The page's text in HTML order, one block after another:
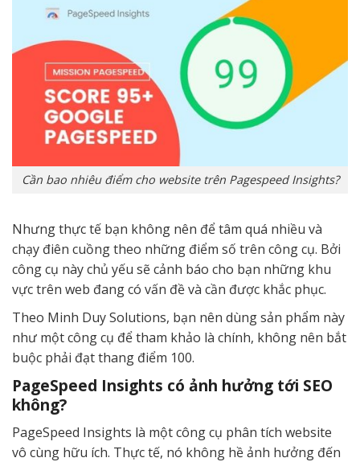
Cần bao nhiêu điểm cho website trên Pagespeed Insights?
Nhưng thực tế bạn không nên để tâm quá nhiều và
chạy điên cuồng theo những điểm số trên công cụ. Bởi
công cụ này chủ yếu sẽ cảnh báo cho bạn những khu
vực trên web đang có vấn đề và cần được khắc phục.
Theo Minh Duy Solutions, bạn nên dùng sản phẩm này
như một công cụ để tham khảo là chính, không nên bắt
buộc phải đạt thang điểm 100.
PageSpeed Insights có ảnh hưởng tới SEO
không?
PageSpeed Insights là một công cụ phân tích website
vô cùng hữu ích. Thực tế, nó không hề ảnh hưởng đến